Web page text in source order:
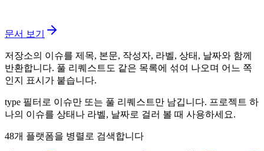
문서 보기
저장소의 이슈를 제목, 본문, 작성자, 라벨, 상태, 날짜와 함께
반환합니다. 풀 리퀘스트도 같은 목록에 섞여 나오며 어느 쪽
인지 표시가 붙습니다.
type 필터로 이슈만 또는 풀 리퀘스트만 남깁니다. 프로젝트 하
나의 이슈를 상태나 라벨, 날짜로 걸러 볼 때 사용하세요.
48개 플랫폼을 병렬로 검색합니다